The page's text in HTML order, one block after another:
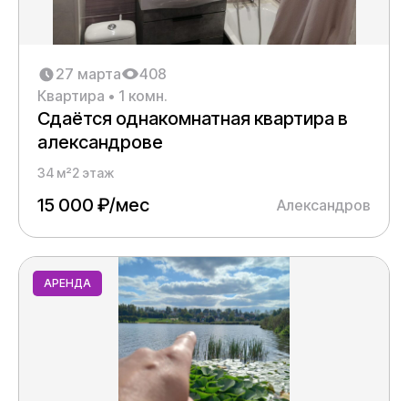
Категории
Цена
Площадь, м²
Город
Дополнительно
27 марта
408
Квартира • 1 комн.
Сдаётся однакомнатная квартира в
александрове
34 м²2 этаж
15 000 ₽/мес Александров
АРЕНДА